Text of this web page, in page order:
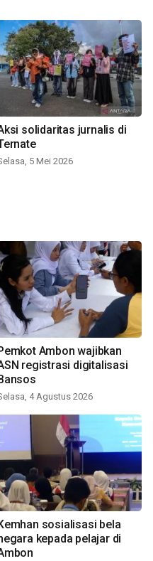
solidaritas jurnalis di
5 Mei 2026
Ambon wajibkan
registrasi digitalisasi
4 Agustus 2026
sosialisasi bela
kepada pelajar di